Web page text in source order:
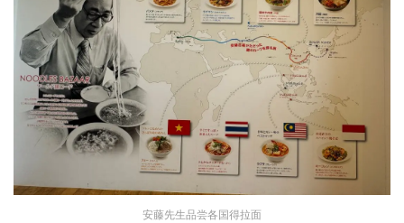
安藤先生品尝各国得拉面